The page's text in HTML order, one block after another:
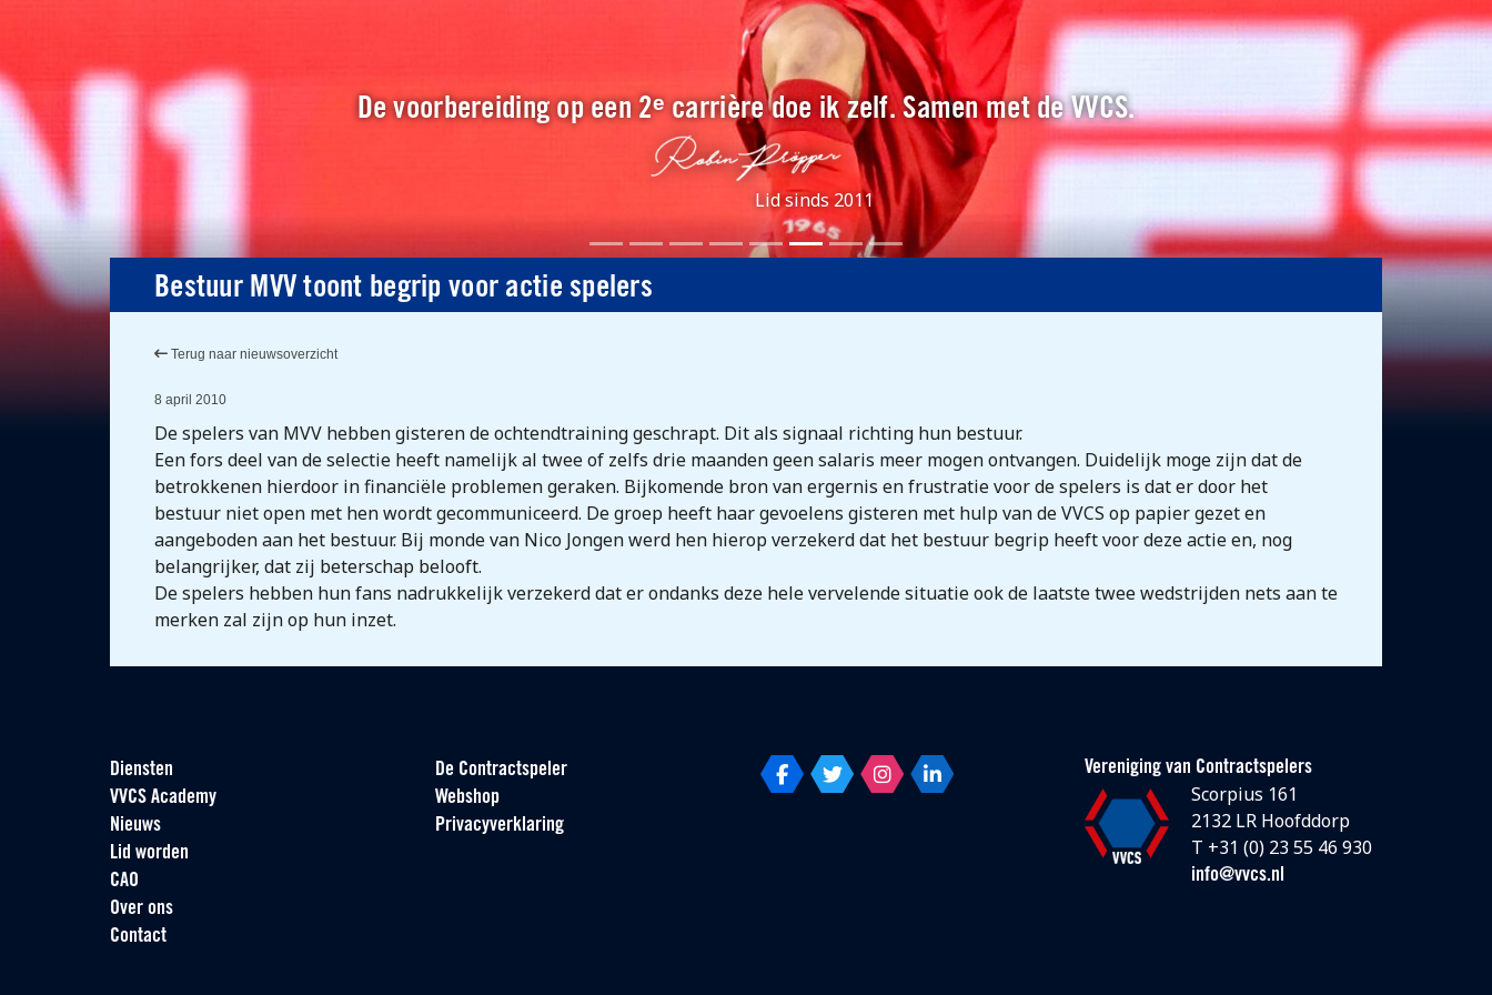
De voorbereiding op een 2ᵉ carrière doe ik zelf. Samen met de VVCS.
Lid sinds 2011
Bestuur MVV toont begrip voor actie spelers
Terug naar nieuwsoverzicht
8 april 2010
De spelers van MVV hebben gisteren de ochtendtraining geschrapt. Dit als signaal richting hun bestuur.
Een fors deel van de selectie heeft namelijk al twee of zelfs drie maanden geen salaris meer mogen ontvangen. Duidelijk moge zijn dat de
betrokkenen hierdoor in financiële problemen geraken. Bijkomende bron van ergernis en frustratie voor de spelers is dat er door het
bestuur niet open met hen wordt gecommuniceerd. De groep heeft haar gevoelens gisteren met hulp van de VVCS op papier gezet en
aangeboden aan het bestuur. Bij monde van Nico Jongen werd hen hierop verzekerd dat het bestuur begrip heeft voor deze actie en, nog
belangrijker, dat zij beterschap belooft.
De spelers hebben hun fans nadrukkelijk verzekerd dat er ondanks deze hele vervelende situatie ook de laatste twee wedstrijden nets aan te
merken zal zijn op hun inzet.
Diensten
VVCS Academy
Nieuws
Lid worden
CAO
Over ons
Contact
De Contractspeler
Webshop
Privacyverklaring
Vereniging van Contractspelers
Scorpius 161
2132 LR Hoofddorp
T +31 (0) 23 55 46 930
info@vvcs.nl